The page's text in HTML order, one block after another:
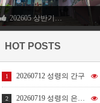
202605 상반기…
HOT POSTS
1 20260712 성령의 간구
2 20260719 성령의 은사들